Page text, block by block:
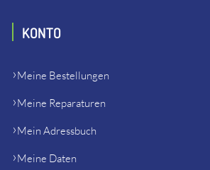
KONTO
Meine Bestellungen
Meine Reparaturen
Mein Adressbuch
Meine Daten